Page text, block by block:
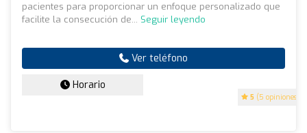
5 (5 opiniones)
pacientes para proporcionar un enfoque personalizado que
facilite la consecución de... Seguir leyendo
Ver teléfono
Horario